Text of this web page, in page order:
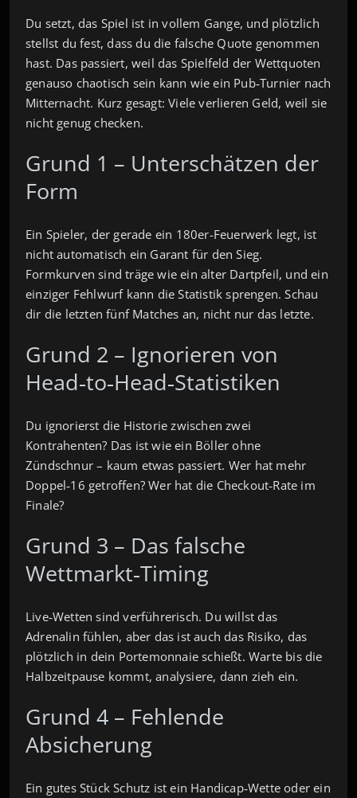
Du setzt, das Spiel ist in vollem Gange, und plötzlich
stellst du fest, dass du die falsche Quote genommen
hast. Das passiert, weil das Spielfeld der Wettquoten
genauso chaotisch sein kann wie ein Pub‑Turnier nach
Mitternacht. Kurz gesagt: Viele verlieren Geld, weil sie
nicht genug checken.
Grund 1 – Unterschätzen der
Form
Ein Spieler, der gerade ein 180er-Feuerwerk legt, ist
nicht automatisch ein Garant für den Sieg.
Formkurven sind träge wie ein alter Dartpfeil, und ein
einziger Fehlwurf kann die Statistik sprengen. Schau
dir die letzten fünf Matches an, nicht nur das letzte.
Grund 2 – Ignorieren von
Head‑to‑Head‑Statistiken
Du ignorierst die Historie zwischen zwei
Kontrahenten? Das ist wie ein Böller ohne
Zündschnur – kaum etwas passiert. Wer hat mehr
Doppel‑16 getroffen? Wer hat die Checkout‑Rate im
Finale?
Grund 3 – Das falsche
Wettmarkt‑Timing
Live‑Wetten sind verführerisch. Du willst das
Adrenalin fühlen, aber das ist auch das Risiko, das
plötzlich in dein Portemonnaie schießt. Warte bis die
Halbzeitpause kommt, analysiere, dann zieh ein.
Grund 4 – Fehlende
Absicherung
Ein gutes Stück Schutz ist ein Handicap‑Wette oder ein